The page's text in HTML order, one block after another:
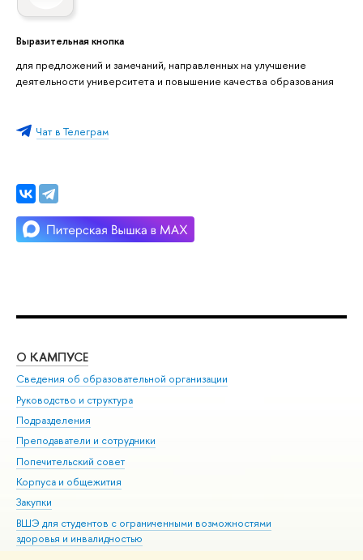
Выразительная кнопка
для предложений и замечаний, направленных на улучшение
деятельности университета и повышение качества образования
Чат в Телеграм
О КАМПУСЕ
Сведения об образовательной организации
Руководство и структура
Подразделения
Преподаватели и сотрудники
Попечительский совет
Корпуса и общежития
Закупки
ВШЭ для студентов с ограниченными возможностями
здоровья и инвалидностью